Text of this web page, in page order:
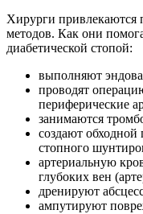
Хирурги привлекаются
методов. Как они
диабетической стопой:
выполняют
проводят
периферические
занимаются
создают обходной
стопного
артериальную
глубоких вен
дренируют
ампутируют